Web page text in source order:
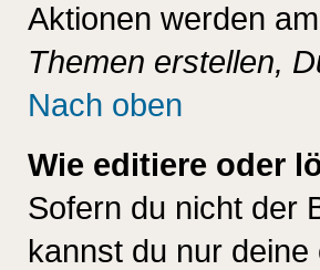
Aktionen werden
Themen erstellen,
Nach oben
Wie editiere oder
Sofern du nicht der
kannst du nur